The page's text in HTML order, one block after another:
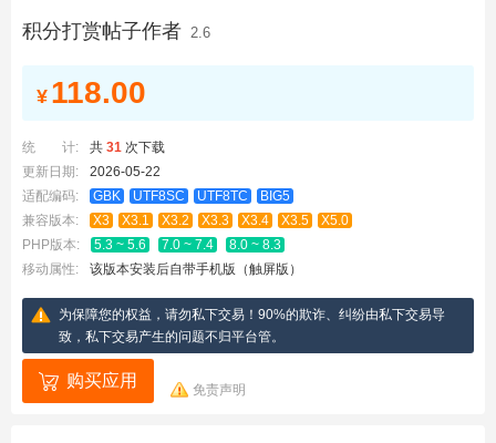
积分打赏帖子作者 2.6
¥ 118.00
统 计: 共 31 次下载
更新日期:
2026-05-22
适配编码:
GBK UTF8SC UTF8TC
BIG5
兼容版本:
X3 X3.1 X3.2 X3.3 X3.4 X3.5
X5.0
PHP版本:
5.3 ~ 5.6 7.0 ~ 7.4
8.0 ~ 8.3
移动属性:
该版本安装后自带手机版（触屏版）
为保障您的权益，请勿私下交易！90%的欺诈、纠纷由私下交易导
致，私下交易产生的问题不归平台管。
购买应用 免责声明